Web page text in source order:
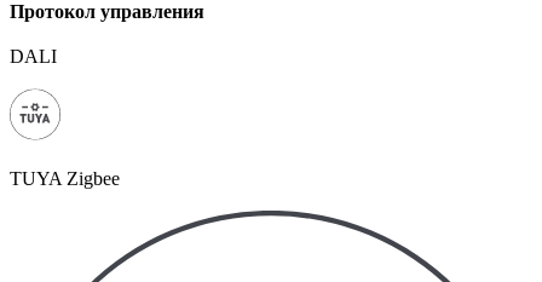
Протокол управления
DALI
TUYA Zigbee